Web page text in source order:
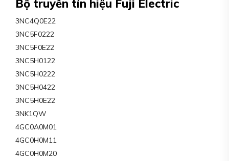
Bộ truyền tín hiệu Fuji Electric
3NC4Q0E22
3NC5F0222
3NC5F0E22
3NC5H0122
3NC5H0222
3NC5H0422
3NC5H0E22
3NK1QW
4GC0A0M01
4GC0H0M11
4GC0H0M20